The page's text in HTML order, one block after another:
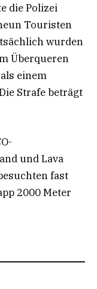
die Polizei
Touristen
wurden
Überqueren
einem
Strafe beträgt
und Lava
fast
2000 Meter